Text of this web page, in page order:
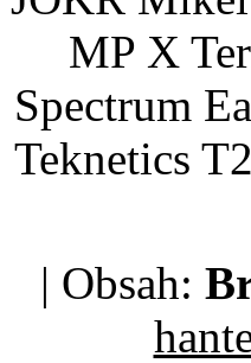
MP X
Spectrum
Teknetics
| Obsah: